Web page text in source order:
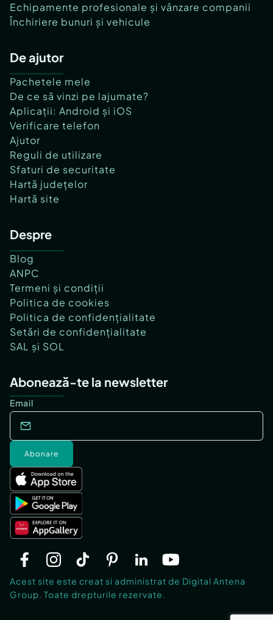
Echipamente profesionale și vânzare companii
Închiriere bunuri și vehicule
De ajutor
Pachetele mele
De ce să vinzi pe lajumate?
Aplicații: Android și iOS
Verificare telefon
Ajutor
Reguli de utilizare
Sfaturi de securitate
Hartă județelor
Hartă site
Despre
Blog
ANPC
Termeni și condiții
Politica de cookies
Politica de confidențialitate
Setări de confidențialitate
SAL și SOL
Abonează-te la newsletter
Email
Abonare
Acest site este creat si administrat de Digital Antena
Group. Toate drepturile rezervate.